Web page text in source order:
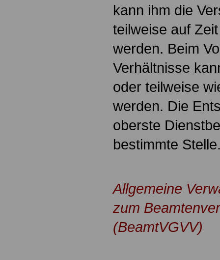
kann ihm die
teilweise auf
werden. Beim
Verhältnisse
oder teilweise
werden. Die
oberste
bestimmte
Allgemeine
zum
(BeamtVGVV)